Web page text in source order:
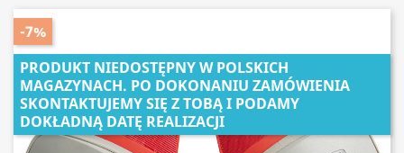
-7%
PRODUKT NIEDOSTĘPNY W POLSKICH
MAGAZYNACH. PO DOKONANIU ZAMÓWIENIA
SKONTAKTUJEMY SIĘ Z TOBĄ I PODAMY
DOKŁADNĄ DATĘ REALIZACJI